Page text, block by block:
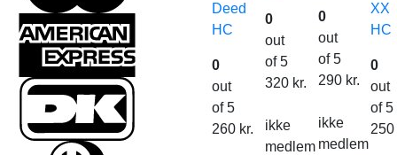
Deed
HC
0
out
of 5
260 kr.
0
out
of 5
320 kr.
ikke
medlem
0
out
of 5
290 kr.
ikke
medlem
XX
HC
0
out
of 5